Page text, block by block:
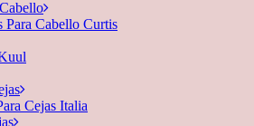
Para Cabello Curtis
Cejas Italia